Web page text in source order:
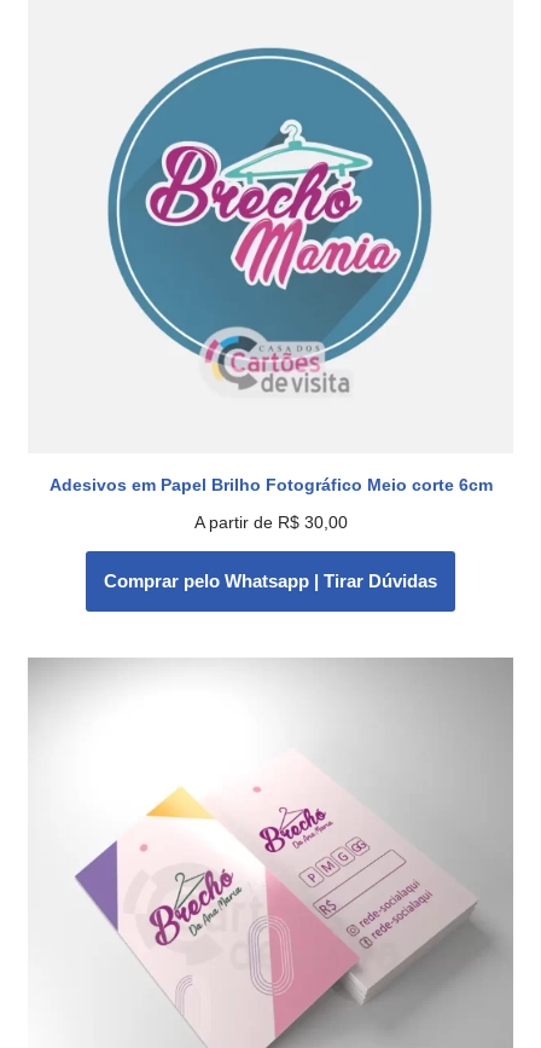
Adesivos em Papel Brilho Fotográfico Meio corte 6cm
A partir de R$30,00
Comprar pelo Whatsapp | Tirar Dúvidas